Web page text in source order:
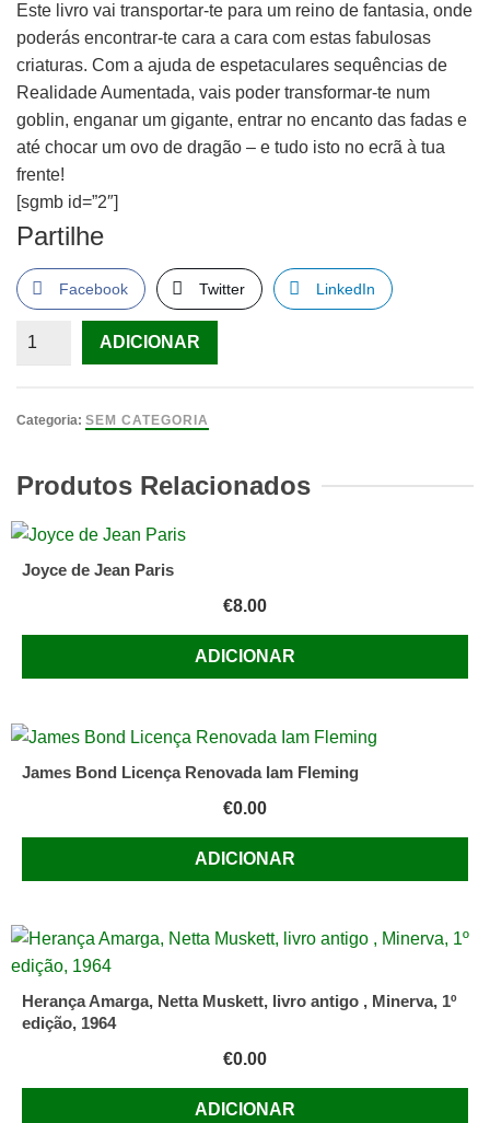
Este livro vai transportar-te para um reino de fantasia, onde
poderás encontrar-te cara a cara com estas fabulosas
criaturas. Com a ajuda de espetaculares sequências de
Realidade Aumentada, vais poder transformar-te num
goblin, enganar um gigante, entrar no encanto das fadas e
até chocar um ovo de dragão – e tudo isto no ecrã à tua
frente!
[sgmb id=”2″]
Partilhe
Facebook Twitter LinkedIn
Quantidade
Mágicas
ADICIONAR
Categoria: SEM CATEGORIA
Produtos Relacionados
Joyce de Jean Paris
€8.00
ADICIONAR
James Bond Licença Renovada Iam Fleming
€0.00
ADICIONAR
Herança Amarga, Netta Muskett, livro antigo , Minerva, 1º
edição, 1964
€0.00
ADICIONAR